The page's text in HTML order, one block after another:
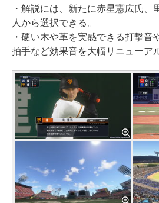
・解説には、新たに赤星憲広氏、
人から選択できる。
・硬い木や革を実感できる打撃音
拍手など効果音を大幅リニューア